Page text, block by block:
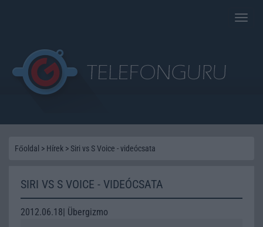
Toggle
Főoldal > Hírek > Siri vs S Voice - videócsata
SIRI VS S VOICE - VIDEÓCSATA
2012.06.18| Übergizmo